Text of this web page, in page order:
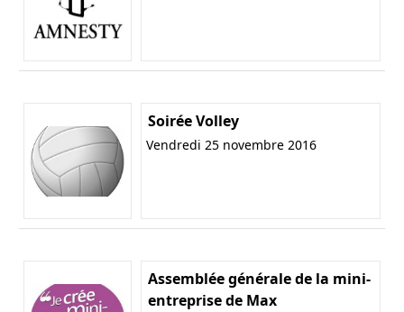
Soirée Volley
Vendredi 25 novembre 2016
Assemblée générale de la mini-
entreprise de Max